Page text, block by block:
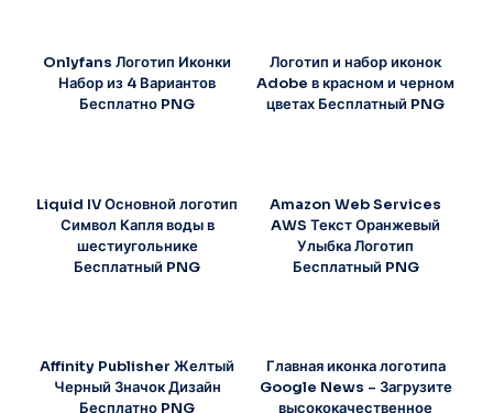
Onlyfans Логотип Иконки
Набор из 4 Вариантов
Бесплатно PNG
Логотип и набор иконок
Adobe в красном и черном
цветах Бесплатный PNG
Liquid IV Основной логотип
Символ Капля воды в
шестиугольнике
Бесплатный PNG
Amazon Web Services
AWS Текст Оранжевый
Улыбка Логотип
Бесплатный PNG
Affinity Publisher Желтый
Черный Значок Дизайн
Бесплатно PNG
Главная иконка логотипа
Google News – Загрузите
высококачественное